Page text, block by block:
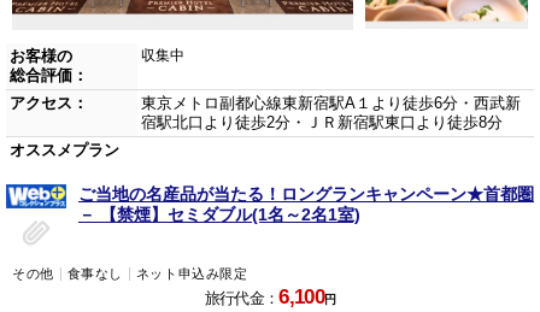
お客様の
総合評価：
収集中
アクセス：
東京メトロ副都心線東新宿駅A１より徒歩6分・西武新
宿駅北口より徒歩2分・ＪＲ新宿駅東口より徒歩8分
オススメプラン
ご当地の名産品が当たる！ロングランキャンペーン★首都圏
－ 【禁煙】セミダブル(1名～2名1室)
その他 食事なし ネット申込み限定
旅行代金：6,100円